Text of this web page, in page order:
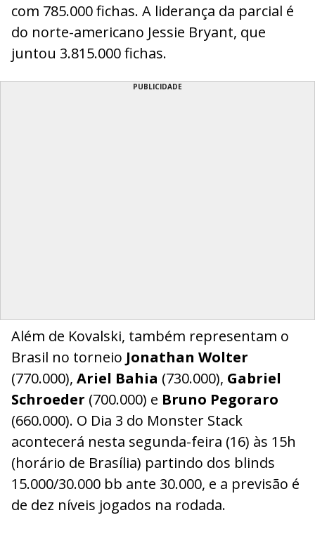
com 785.000 fichas. A liderança da parcial é
do norte-americano Jessie Bryant, que
juntou 3.815.000 fichas.
PUBLICIDADE
Além de Kovalski, também representam o
Brasil no torneio Jonathan Wolter
(770.000), Ariel Bahia (730.000), Gabriel
Schroeder (700.000) e Bruno Pegoraro
(660.000). O Dia 3 do Monster Stack
acontecerá nesta segunda-feira (16) às 15h
(horário de Brasília) partindo dos blinds
15.000/30.000 bb ante 30.000, e a previsão é
de dez níveis jogados na rodada.